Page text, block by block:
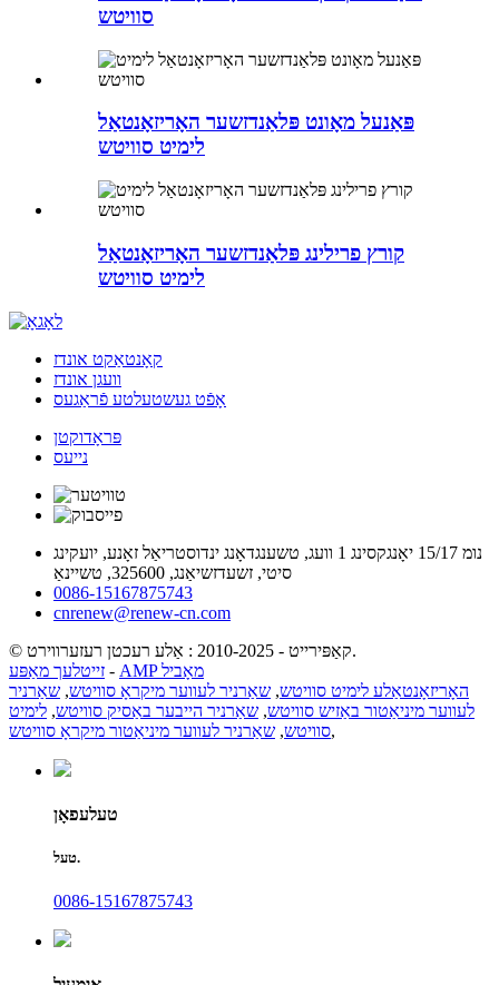
סוויטש
פּאַנעל מאָונט פּלאַנדזשער האָריזאָנטאַל
לימיט סוויטש
קורץ פרילינג פּלאַנדזשער האָריזאָנטאַל
לימיט סוויטש
קאָנטאַקט אונדז
וועגן אונדז
אָפֿט געשטעלטע פֿראַגעס
פּראָדוקטן
נייעס
נומ 15/17 יאָנגקסינג 1 וועג, טשענגדאָנג ינדוסטריאַל זאָנע, יועקינג
סיטי, זשעדזשיאַנג, 325600, טשיינאַ
0086-15167875743
cnrenew@renew-cn.com
© קאַפּירייט - 2010-2025 : אַלע רעכטן רעזערווירט.
זייטלעך מאַפּע -
AMP מאָביל
האָריזאָנטאַלע לימיט סוויטש, שאַרניר לעווער מיקראָ סוויטש, שאַרניר
לעווער מיניאַטור באַזיש סוויטש, שאַרניר הייבער באַסיק סוויטש, לימיט
סוויטש, שאַרניר לעווער מיניאַטור מיקראָ סוויטש ,
טעלעפאָן
טעל.
0086-15167875743